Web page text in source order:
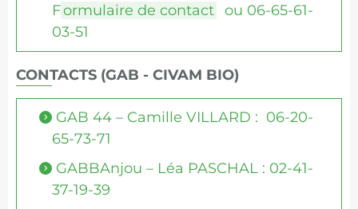
Formulaire de contact ou 06-65-61-
03-51
CONTACTS (GAB - CIVAM BIO)
GAB 44 – Camille VILLARD : 06-20-
65-73-71
GABBAnjou – Léa PASCHAL : 02-41-
37-19-39